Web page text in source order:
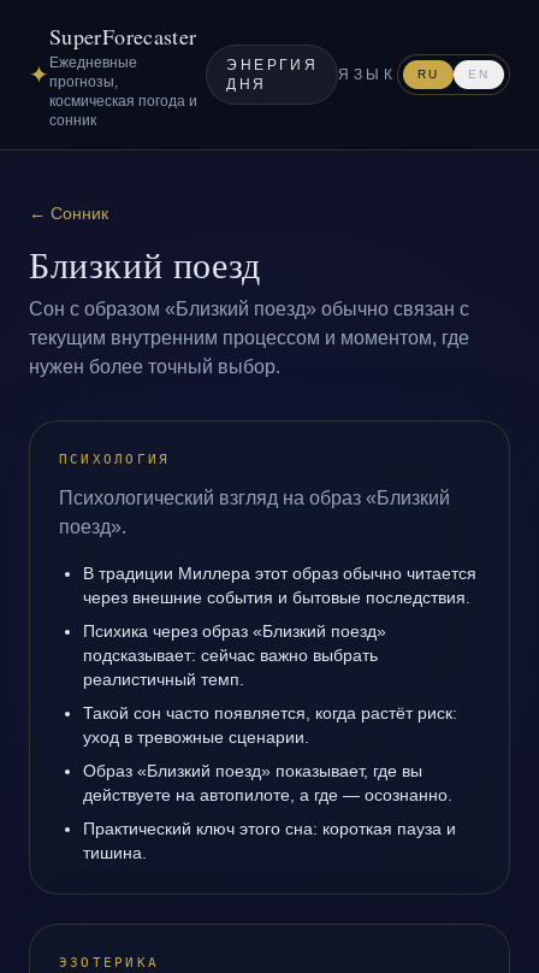
✦
SuperForecaster
Ежедневные
прогнозы,
космическая погода и
сонник
ЭНЕРГИЯ
ДНЯ
ЯЗЫК RU EN
← Сонник
Близкий поезд
Сон с образом «Близкий поезд» обычно связан с
текущим внутренним процессом и моментом, где
нужен более точный выбор.
ПСИХОЛОГИЯ
Психологический взгляд на образ «Близкий
поезд».
В традиции Миллера этот образ обычно читается
через внешние события и бытовые последствия.
Психика через образ «Близкий поезд»
подсказывает: сейчас важно выбрать
реалистичный темп.
Такой сон часто появляется, когда растёт риск:
уход в тревожные сценарии.
Образ «Близкий поезд» показывает, где вы
действуете на автопилоте, а где — осознанно.
Практический ключ этого сна: короткая пауза и
тишина.
ЭЗОТЕРИКА